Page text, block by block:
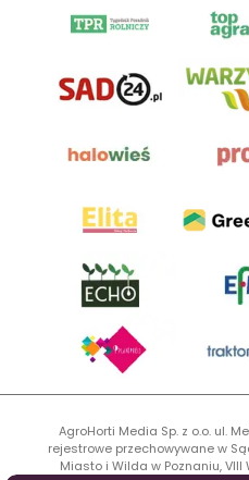
AgroHorti Media Sp. z o.o. ul.
rejestrowe przechowywane w
Miasto i Wilda w Poznaniu,